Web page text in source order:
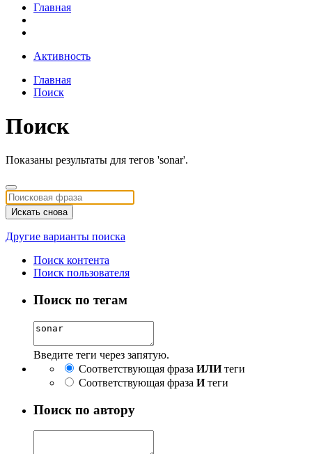
Главная
Активность
Главная
Поиск
Поиск
Показаны результаты для тегов 'sonar'.
Искать снова
Другие варианты поиска
Поиск контента
Поиск пользователя
Поиск по тегам
Введите теги через запятую.
Соответствующая фраза ИЛИтеги
Соответствующая фраза Итеги
Поиск по автору